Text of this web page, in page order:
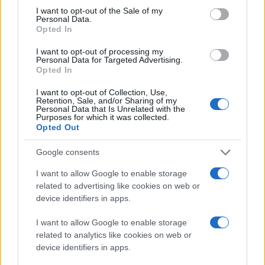
consent section.
I want to opt-out of the Sale of my
Personal Data.
Opted In
I want to opt-out of processing my
Personal Data for Targeted Advertising.
Opted In
I want to opt-out of Collection, Use,
Retention, Sale, and/or Sharing of my
Personal Data that Is Unrelated with the
Purposes for which it was collected.
Opted Out
Google consents
I want to allow Google to enable storage
related to advertising like cookies on web or
device identifiers in apps.
I want to allow Google to enable storage
related to analytics like cookies on web or
device identifiers in apps.
Σε ανταπόκριση προς την αγωγή, ο περιφερειακός
δικαστής των ΗΠΑ,
ορισμένους ισχυρισμούς, αλλά επέτρεψε στους
συγγραφείς να τροποποιήσουν την αγωγή τους για να
συμπεριλάβουν νέους ισχυρισμούς,
συμπεριλαμβανομένων εκείνων που σχετίζονται με
την αφαίρεση των πληροφοριών διαχείρισης
πνευματικών δικαιωμάτων.
Η υπόθεση αυτή αποτελεί μέρος ενός ευρύτερου
κύματος νομικών προσφυγών κατά εταιρειών
τεχνολογίας όπως οι Meta, OpenAI και Anthropic,
οι συγγραφείς και οι δημιουργοί προσπαθούν
ιδιοκτησίας τους μπροστά στις ταχύτατα
εξελισσόμενες τεχνολογίες Τεχνητής Νοημοσύνης